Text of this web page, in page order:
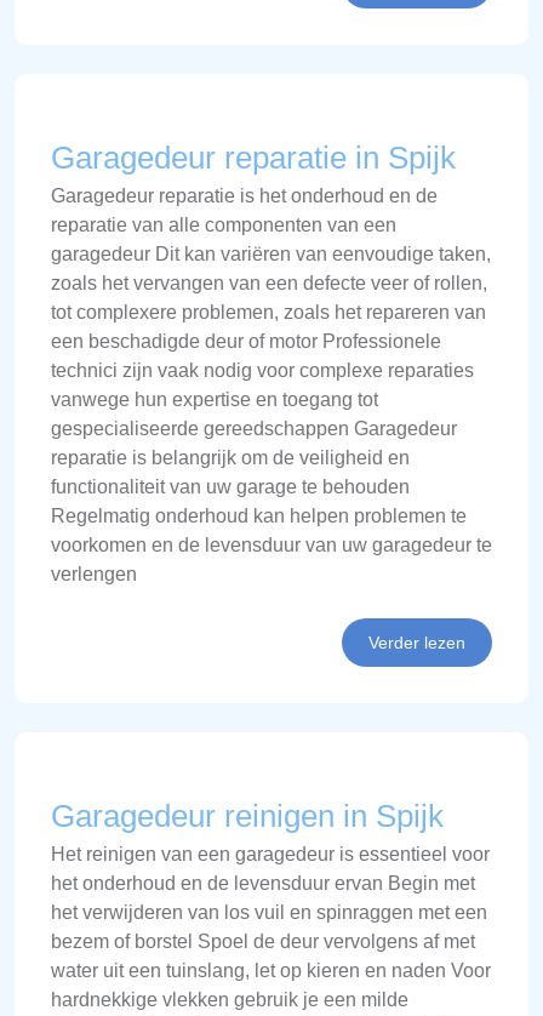
Garagedeur reparatie in Spijk
Garagedeur reparatie is het onderhoud en de
reparatie van alle componenten van een
garagedeur Dit kan variëren van eenvoudige taken,
zoals het vervangen van een defecte veer of rollen,
tot complexere problemen, zoals het repareren van
een beschadigde deur of motor Professionele
technici zijn vaak nodig voor complexe reparaties
vanwege hun expertise en toegang tot
gespecialiseerde gereedschappen Garagedeur
reparatie is belangrijk om de veiligheid en
functionaliteit van uw garage te behouden
Regelmatig onderhoud kan helpen problemen te
voorkomen en de levensduur van uw garagedeur te
verlengen
Verder lezen
Garagedeur reinigen in Spijk
Het reinigen van een garagedeur is essentieel voor
het onderhoud en de levensduur ervan Begin met
het verwijderen van los vuil en spinraggen met een
bezem of borstel Spoel de deur vervolgens af met
water uit een tuinslang, let op kieren en naden Voor
hardnekkige vlekken gebruik je een milde